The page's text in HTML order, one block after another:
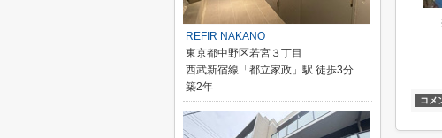
コメ
REFIR NAKANO
東京都中野区若宮３丁目
西武新宿線「都立家政」駅 徒歩3分
築2年